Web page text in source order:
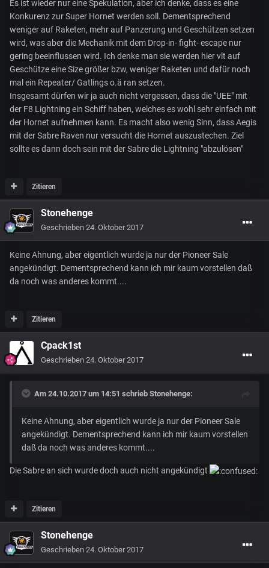
Es ist wieder nur eine Spekulation, aber ich denke, dass es eine
Konkurenz zur Super Hornet werden soll. Dementsprechend
weniger auf Raketen, mehr auf Panzerung und Geschützen setzen
wird, was aber die Mechanik mit dem Drop-in- fight- escape nur
gering beeinflussen wird. Ich denke man sie werden hier vlt auf
Geschütze eine Size größer bzw, weniger Raketen und dafür noch
mal ein Repeater/ Gatlings o.ä ran setzen.
Insgesamt dürfen wir ja auch nicht vergessen, dass die "UEE" mit
der F8 Lightning ein Schiff haben, welches es wohl sehr einfach mit
der Hornet aufnehmen kann. Es macht also wenig Sinn, dass Aegis
mit der Sabre Raven nur versucht die Hornet auszustechen. Ziel
sollte es dann doch sein mit der Sabre die Lightning "abzulösen"
Zitieren
Stonehenge
Geschrieben 24. Oktober 2017
Keine Ahnung, aber eigentlich wurde ja nur der Pioneer Sale
angekündigt. Dementsprechend kann ich mir kaum vorstellen daß
da noch was anderes kommt....
Zitieren
Cpack1st
Geschrieben 24. Oktober 2017
Am 24.10.2017 um 14:51 schrieb Stonehenge:
Keine Ahnung, aber eigentlich wurde ja nur der Pioneer Sale
angekündigt. Dementsprechend kann ich mir kaum vorstellen
daß da noch was anderes kommt....
Die Sabre an sich wurde doch auch nicht angekündigt
Zitieren
Stonehenge
Geschrieben 24. Oktober 2017